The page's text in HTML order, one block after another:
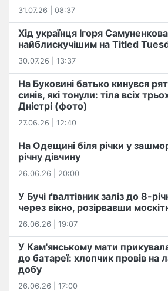
31.07.26 | 08:37
Хід українця Ігоря
найблискучішим на Titled
30.07.26 | 13:37
На Буковині батько кинувся
синів, які тонули: тіла всіх
Дністрі (фото)
27.06.26 | 12:40
На Одещині біля річки у
річну дівчину
26.06.26 | 20:00
У Бучі ґвалтівник заліз до 8-
через вікно, розірвавши
26.06.26 | 19:07
У Кам'янському мати
до батареї: хлопчик провів на
добу
26.06.26 | 17:00